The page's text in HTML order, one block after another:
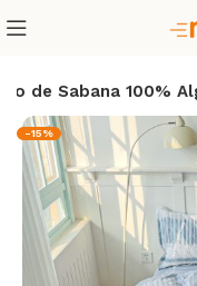
de Sabana 100%
-15%